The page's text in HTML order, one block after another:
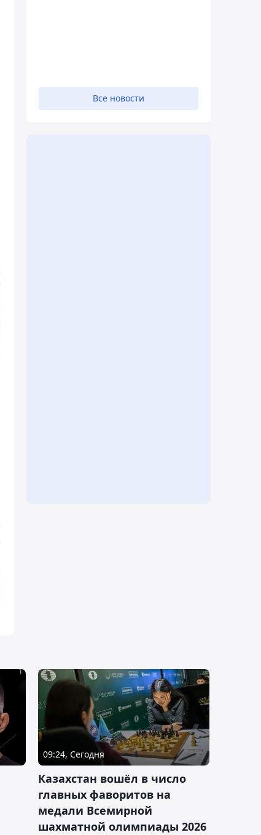
Все новости
09:24, Сегодня
Казахстан вошёл в число
главных фаворитов на
медали Всемирной
шахматной олимпиады 2026